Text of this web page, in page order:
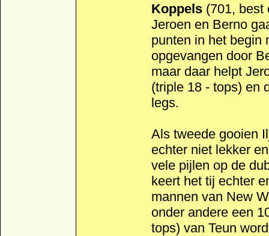
Koppels (701, best
Jeroen en Berno
punten in het begin
opgevangen door
maar daar helpt
(triple 18 - tops) en
legs.
Als tweede gooien
echter niet lekker
vele pijlen op de
keert het tij echter
mannen van New
onder andere een
tops) van Teun